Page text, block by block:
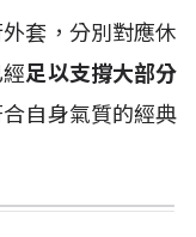
套，分別對應休
足以支撐大部分
自身氣質的經典